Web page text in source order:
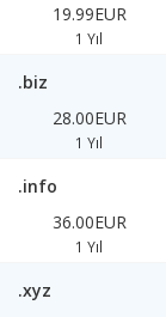
19.99EUR
1 Yıl
.biz
28.00EUR
1 Yıl
.info
36.00EUR
1 Yıl
.xyz